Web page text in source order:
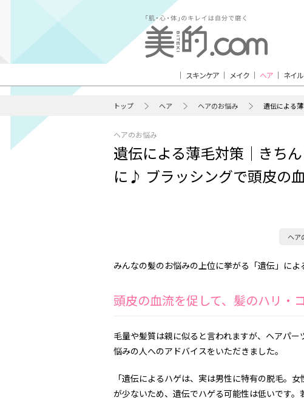
スキンケア メイク ヘア ネイル
トップ ヘア ヘアのお悩み 遺伝による
ヘアのお悩み
遺伝による薄毛対策｜きち
に♪ ブラッシングで頭皮の
ヘア
みんなの髪のお悩みの上位に挙がる「遺伝」によ
頭皮の血流を促して、髪のハリ・
毛量や髪質は親に似ると言われますが、ヘアパ
悩みの人へのアドバイスをいただきました。
「遺伝によるハゲは、実は男性に特有の脱毛。
が少ないため、遺伝でハゲる可能性は低いです